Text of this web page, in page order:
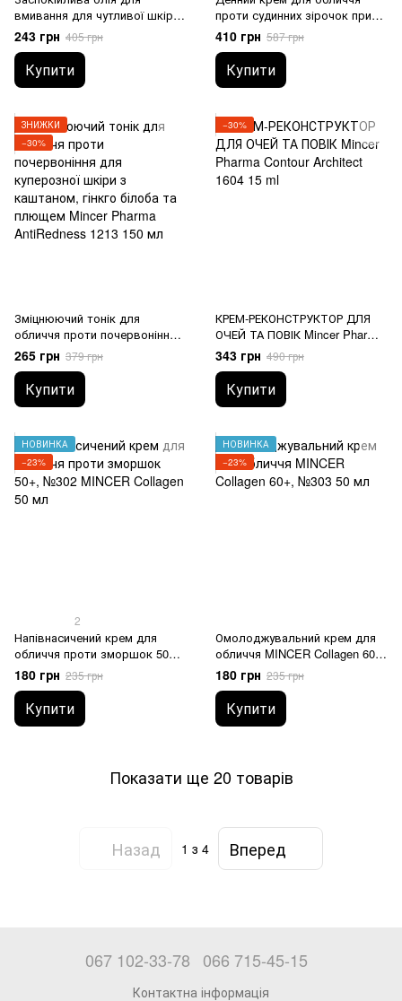
вмивання для чутливої шкіри
з бакокальміном, ірикалміном
та олією чиа Mincer Pharma
Anti Allergic 1110 150 мл
243 грн 405 грн
Купити
проти судинних зірочок при
куперозі шкіри з каштаном,
гінкго дволопатевим та
брусницею Mincer Pharma
AntiRedness 1201 50 мл
410 грн 587 грн
Купити
ЗНИЖКИ
−30%
Зміцнюючий тонік для
обличчя проти почервоніння
для куперозної шкіри з
каштаном, гінкго білоба та
плющем Mincer Pharma
AntiRedness 1213 150 мл
265 грн 379 грн
Купити
−30%
КРЕМ-РЕКОНСТРУКТОР ДЛЯ
ОЧЕЙ ТА ПОВІК Mincer Pharma
Contour Architect 1604 15 ml
343 грн 490 грн
Купити
НОВИНКА
−23%
2
Напівнасичений крем для
обличчя проти зморшок 50+,
180 грн 235 грн
Купити
НОВИНКА
−23%
Омолоджувальний крем для
обличчя MINCER Collagen 60+,
№303 50 мл
180 грн 235 грн
Купити
Показати ще 20 товарів
Назад 1 з 4 Вперед
067 102-33-78 066 715-45-15
Контактна інформація